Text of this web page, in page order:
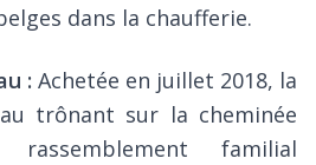
dans la chaufferie.
: Achetée en juillet 2018, la
trônant sur la cheminée
familial